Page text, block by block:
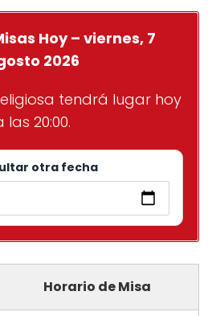
Hoy – viernes, 7
2026
tendrá lugar hoy
las 20:00.
otra fecha
Horario de Misa